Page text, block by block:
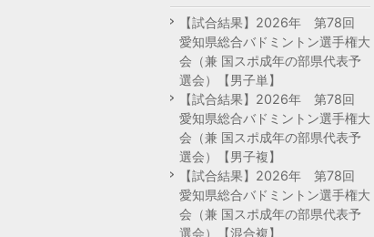
【試合結果】2026年 第78回
愛知県総合バドミントン選手権大
会（兼 国スポ成年の部県代表予
選会）【男子単】
【試合結果】2026年 第78回
愛知県総合バドミントン選手権大
会（兼 国スポ成年の部県代表予
選会）【男子複】
【試合結果】2026年 第78回
愛知県総合バドミントン選手権大
会（兼 国スポ成年の部県代表予
選会）【混合複】